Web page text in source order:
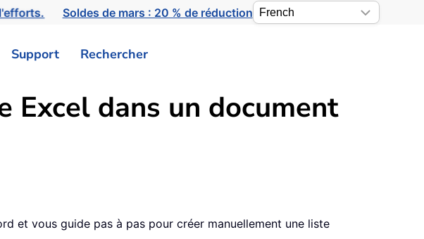
Soldes de mars : 20 % de réduction
Support Rechercher
Excel dans un document
et vous guide pas à pas pour créer manuellement une liste